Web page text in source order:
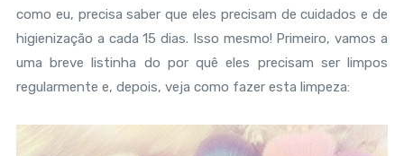
como eu, precisa saber que eles precisam de cuidados e de
higienização a cada 15 dias. Isso mesmo! Primeiro, vamos a
uma breve listinha do por quê eles precisam ser limpos
regularmente e, depois, veja como fazer esta limpeza: